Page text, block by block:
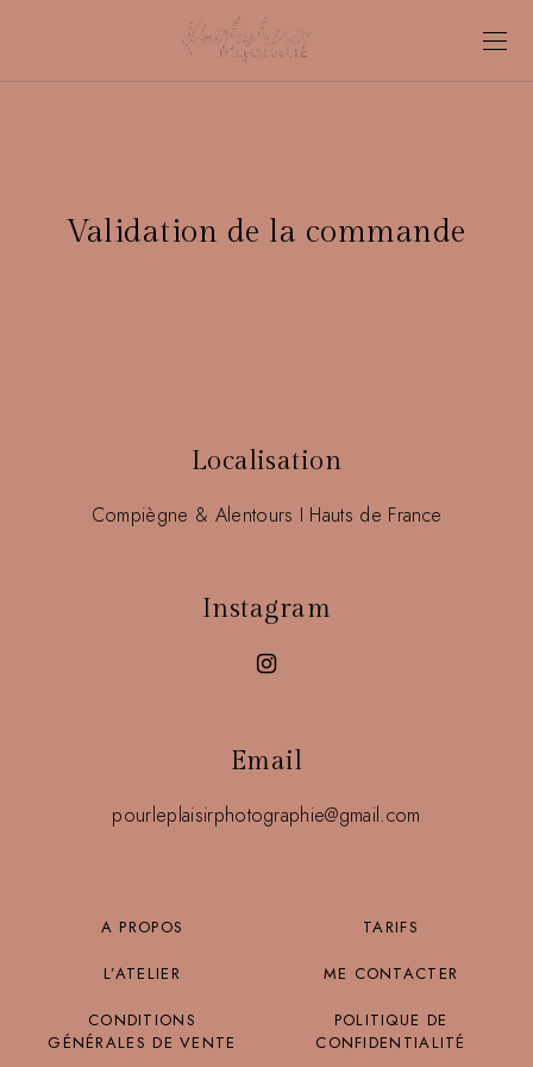
Validation de la commande
Localisation
Compiègne & Alentours I Hauts de France
Instagram
Email
pourleplaisirphotographie@gmail.com
A PROPOS TARIFS
L’ATELIER ME CONTACTER
CONDITIONS
GÉNÉRALES DE VENTE
POLITIQUE DE
CONFIDENTIALITÉ